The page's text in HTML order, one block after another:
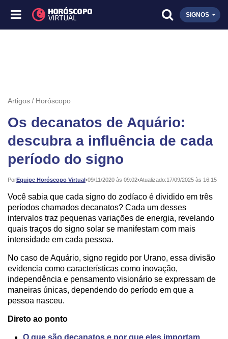
SIGNOS
Artigos Horóscopo
Os decanatos de Aquário:
descubra a influência de cada
período do signo
PorEquipe Horóscopo Virtual•
Publicado: 09/11/2020 às 09:02•Atualizado:17/09/2025 às 16:15
Você sabia que cada signo do zodíaco é dividido em três
períodos chamados decanatos? Cada um desses
intervalos traz pequenas variações de energia, revelando
quais traços do signo solar se manifestam com mais
intensidade em cada pessoa.
No caso de Aquário, signo regido por Urano, essa divisão
evidencia como características como inovação,
independência e pensamento visionário se expressam de
maneiras únicas, dependendo do período em que a
pessoa nasceu.
Direto ao ponto
O que são decanatos e por que eles importam